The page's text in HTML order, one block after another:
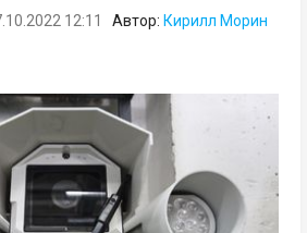
12:11 Автор: Кирилл Морин